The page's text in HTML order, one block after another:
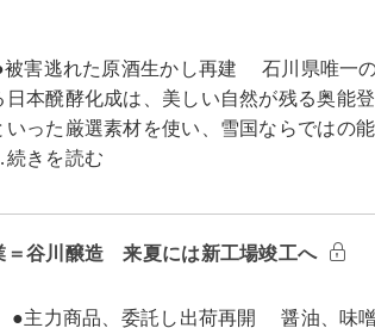
害逃れた原酒生かし再建 石川県唯一
本醗酵化成は、美しい自然が残る奥能登
った厳選素材を使い、雪国ならではの能
きを読む
＝谷川醸造 来夏には新工場竣工へ
主力商品、委託し出荷再開 醤油、味噌